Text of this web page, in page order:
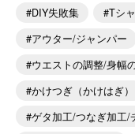
DIY失敗集
Tシ
アウター/ジャンパー
ウエストの調整/身幅
かけつぎ（かけはぎ）
ゲタ加工/つなぎ加工/